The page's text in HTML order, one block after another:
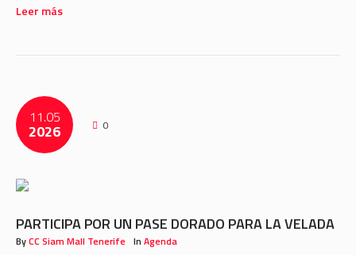
Leer más
11.05
2026 0
PARTICIPA POR UN PASE DORADO PARA LA VELADA
ByCC Siam Mall Tenerife In Agenda